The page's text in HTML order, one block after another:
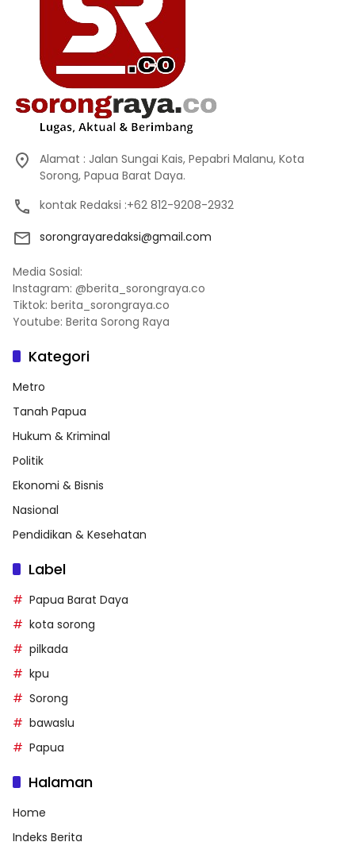
Alamat : Jalan Sungai Kais, Pepabri Malanu, Kota
Sorong, Papua Barat Daya.
kontak Redaksi :+62 812-9208-2932
sorongrayaredaksi@gmail.com
Media Sosial:
Instagram: @berita_sorongraya.co
Tiktok: berita_sorongraya.co
Youtube: Berita Sorong Raya
Kategori
Metro
Tanah Papua
Hukum & Kriminal
Politik
Ekonomi & Bisnis
Nasional
Pendidikan & Kesehatan
Label
Papua Barat Daya
kota sorong
pilkada
kpu
Sorong
bawaslu
Papua
Halaman
Home
Indeks Berita